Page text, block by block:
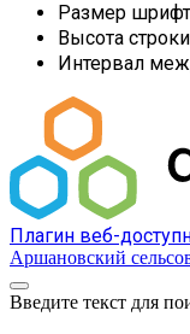
Размер
Высота строки
Интервал
Плагин веб-
Аршановский
Введите текст для